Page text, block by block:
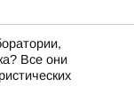
Все они